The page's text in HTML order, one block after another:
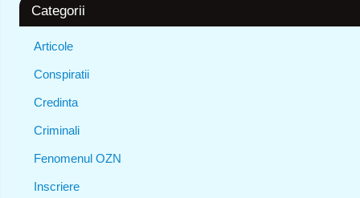
Categorii
Articole
Conspiratii
Credinta
Criminali
Fenomenul OZN
Inscriere